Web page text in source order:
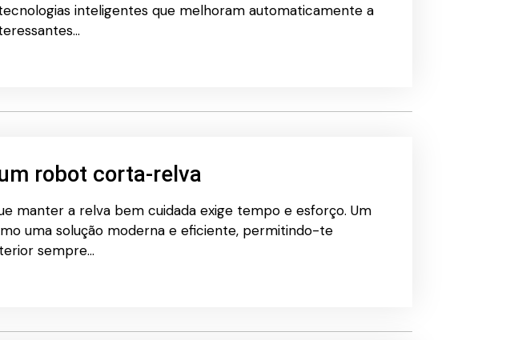
inteligentes que melhoram automaticamente a
robot corta-relva
manter a relva bem cuidada exige tempo e esforço. Um
uma solução moderna e eficiente, permitindo-te
sempre…